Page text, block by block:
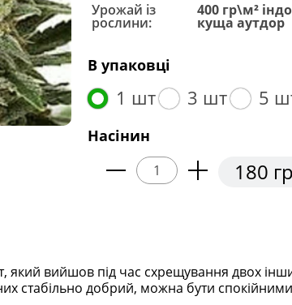
Урожай із
рослини:
400 гр\м²
куща аутдор
В упаковці
1 шт 3 шт 5
Насінин
180
який вийшов під час схрещування двох
стабільно добрий, можна бути